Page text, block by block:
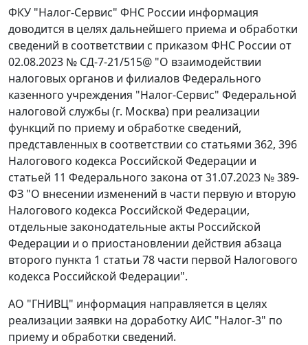
ФКУ "Налог-Сервис" ФНС России информация
доводится в целях дальнейшего приема и обработки
сведений в соответствии с приказом ФНС России от
02.08.2023 № СД-7-21/515@ "О взаимодействии
налоговых органов и филиалов Федерального
казенного учреждения "Налог-Сервис" Федеральной
налоговой службы (г. Москва) при реализации
функций по приему и обработке сведений,
представленных в соответствии со статьями 362, 396
Налогового кодекса Российской Федерации и
статьей 11 Федерального закона от 31.07.2023 № 389-
ФЗ "О внесении изменений в части первую и вторую
Налогового кодекса Российской Федерации,
отдельные законодательные акты Российской
Федерации и о приостановлении действия абзаца
второго пункта 1 статьи 78 части первой Налогового
кодекса Российской Федерации".
АО "ГНИВЦ" информация направляется в целях
реализации заявки на доработку АИС "Налог-3" по
приему и обработки сведений.